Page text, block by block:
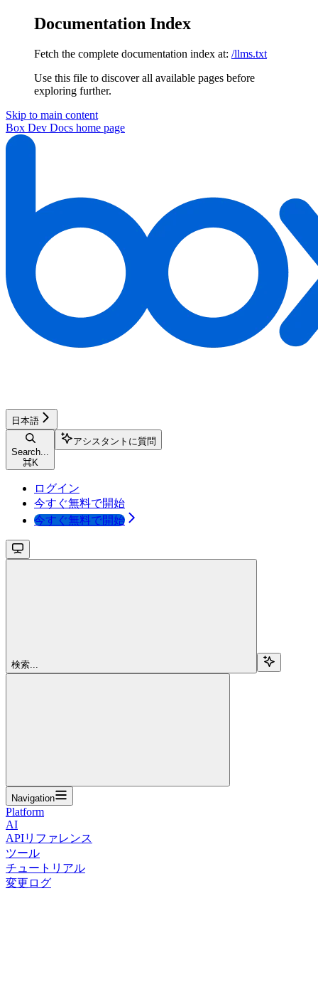
Documentation Index
Fetch the complete documentation index at: /llms.txt
Use this file to discover all available pages before
exploring further.
Skip to main content
Box Dev Docs home page
日本語
Search...
⌘K
アシスタントに質問
ログイン
今すぐ無料で開始
今すぐ無料で開始
検索...
Navigation
Platform
AI
APIリファレンス
ツール
チュートリアル
変更ログ